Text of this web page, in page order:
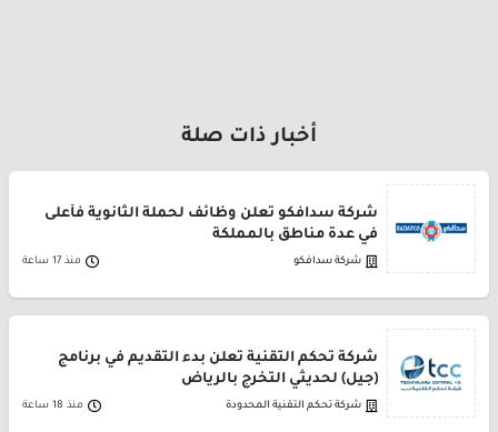
أخبار ذات صلة
شركة سدافكو تعلن وظائف لحملة الثانوية فأعلى
في عدة مناطق بالمملكة
شركة سدافكو منذ 17 ساعة
شركة تحكم التقنية تعلن بدء التقديم في برنامج
(جيل) لحديثي التخرج بالرياض
شركة تحكم التقنية المحدودة منذ 18 ساعة